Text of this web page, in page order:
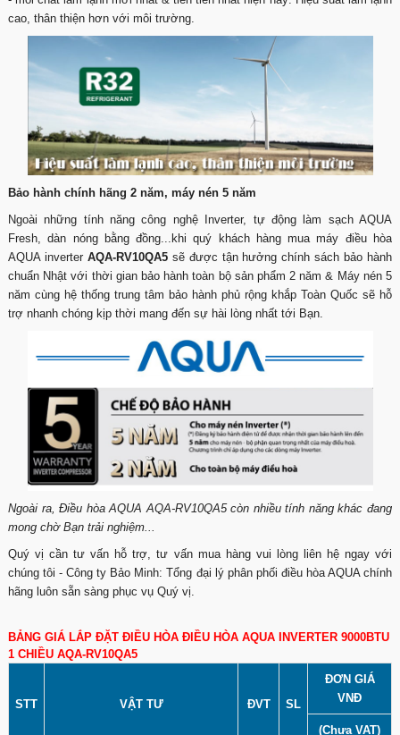
cao, thân thiện hơn với môi trường.
Bảo hành chính hãng 2 năm, máy nén 5 năm
Ngoài những tính năng công nghệ Inverter, tự động làm sạch AQUA
Fresh, dàn nóng bằng đồng...khi quý khách hàng mua máy điều hòa
AQUA inverter AQA-RV10QA5sẽ được tận hưởng chính sách bảo hành
chuẩn Nhật với thời gian bảo hành toàn bộ sản phẩm 2 năm & Máy nén 5
năm cùng hệ thống trung tâm bảo hành phủ rộng khắp Toàn Quốc sẽ hỗ
trợ nhanh chóng kịp thời mang đến sự hài lòng nhất tới Bạn.
Ngoài ra, Điều hòa AQUA AQA-RV10QA5 còn nhiều tính năng khác đang
mong chờ Bạn trải nghiệm...
Quý vị cần tư vấn hỗ trợ, tư vấn mua hàng vui lòng liên hệ ngay với
chúng tôi - Công ty Bảo Minh: Tổng đại lý phân phối điều hòa AQUA chính
hãng luôn sẵn sàng phục vụ Quý vị.
BẢNG GIÁ LẮP ĐẶT ĐIỀU HÒA ĐIỀU HÒA AQUA INVERTER 9000BTU
1 CHIỀU AQA-RV10QA5
STT VẬT TƯ ĐVT SL
ĐƠN GIÁ
VNĐ
(Chưa VAT)